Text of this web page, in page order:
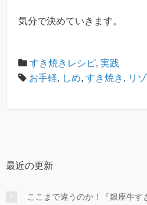
気分で決めていきます。
すき焼きレシピ, 実践
お手軽, しめ, すき焼き , リ
最近の更新
ここまで違うのか！『銀座牛す